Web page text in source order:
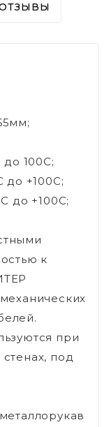
до 100С;
до +100С;
до +100С;
к
при
под